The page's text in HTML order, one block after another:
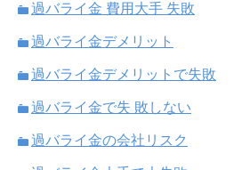
過バライ金 費用大手 失敗
過バライ金デメリット
過バライ金デメリットで失敗
過バライ金で失 敗しない
過バライ金の会社リスク